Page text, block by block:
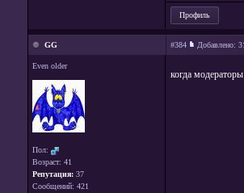
Профиль
GG
Even older
Пол:
Возраст: 41
Репутация: 37
Сообщений: 421
#384 Добавлено:
когда